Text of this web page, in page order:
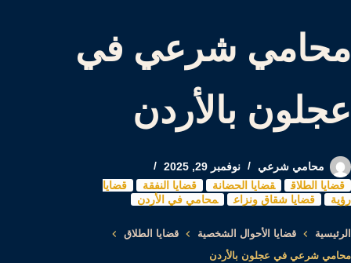
محامي شرعي في
عجلون بالأردن
محامي شرعي
نوفمبر 29, 2025
قضايا الطلاق
قضايا الحضانة قضايا النفقة
قضايا
رؤية
قضايا شقاق ونزاع محامي في الأردن
الرئيسية قضايا الأحوال الشخصية
قضايا الطلاق
محامي شرعي في عجلون بالأردن